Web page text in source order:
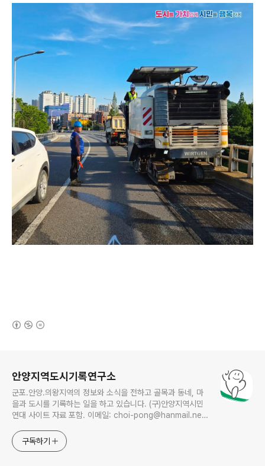
안양지역도시기록연구소
군포.안양.의왕지역의 정보와 소식을 전하고 골목과 동네, 마
을과 도시를 기록하는 일을 하고 있습니다. (구)안양지역시민
연대 사이트 자료 포함. 이메일: choi-pong@hanmail.net
구독하기